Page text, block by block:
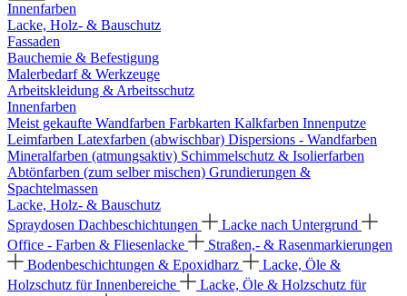
Innenfarben
Lacke, Holz- & Bauschutz
Fassaden
Bauchemie & Befestigung
Malerbedarf & Werkzeuge
Arbeitskleidung & Arbeitsschutz
Innenfarben
Meist gekaufte Wandfarben Farbkarten Kalkfarben Innenputze
Leimfarben Latexfarben (abwischbar) Dispersions - Wandfarben
Mineralfarben (atmungsaktiv) Schimmelschutz & Isolierfarben
Abtönfarben (zum selber mischen) Grundierungen &
Spachtelmassen
Lacke, Holz- & Bauschutz
Spraydosen Dachbeschichtungen
Lacke nach Untergrund
Office - Farben & Fliesenlacke
Straßen,- & Rasenmarkierungen
Bodenbeschichtungen & Epoxidharz
Lacke, Öle &
Holzschutz für Innenbereiche
Lacke, Öle & Holzschutz für